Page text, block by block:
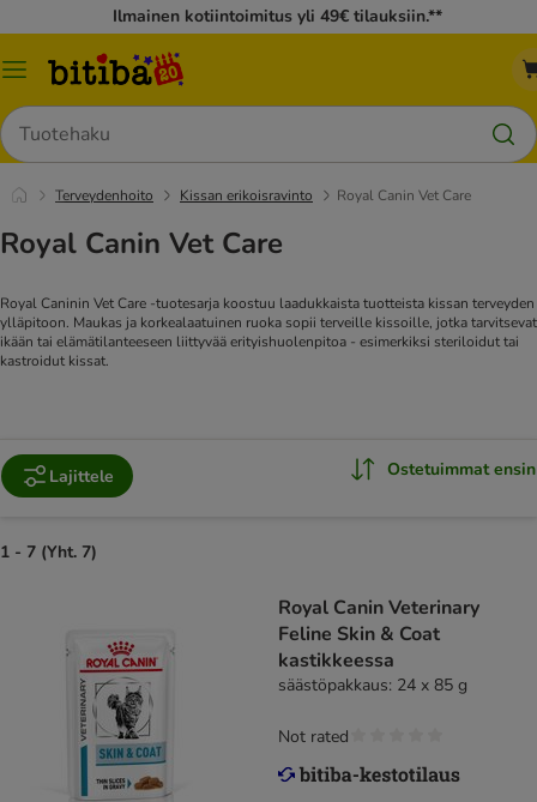
Ilmainen kotiintoimitus yli 49€ tilauksiin.**
Katalogivalikko
Hae
Terveydenhoito Kissan erikoisravinto Royal Canin Vet Care
Royal Canin Vet Care
Royal Caninin Vet Care -tuotesarja koostuu laadukkaista tuotteista kissan terveyden
ylläpitoon. Maukas ja korkealaatuinen ruoka sopii terveille kissoille, jotka tarvitsevat
ikään tai elämätilanteeseen liittyvää erityishuolenpitoa - esimerkiksi steriloidut tai
kastroidut kissat.
Lajittele Ostetuimmat ensin
1 - 7 (Yht. 7)
Royal Canin Veterinary
Feline Skin & Coat
kastikkeessa
säästöpakkaus: 24 x 85 g
Not rated